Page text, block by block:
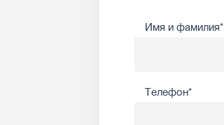
Имя и фамилия*
Телефон*